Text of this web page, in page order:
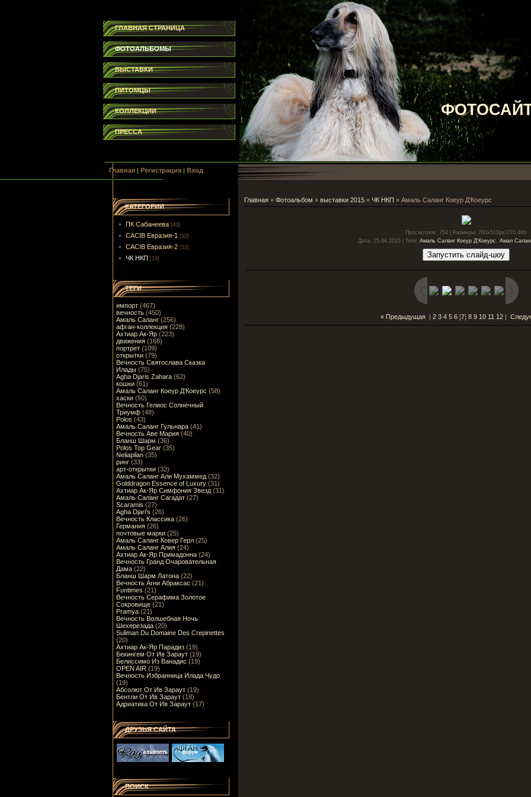
ФОТОСАЙТ
ГЛАВНАЯ СТРАНИЦА
ФОТОАЛЬБОМЫ
ВЫСТАВКИ
ПИТОМЦЫ
КОЛЛЕКЦИИ
ПРЕССА
Главная| Регистрация| Вход
КАТЕГОРИИ
ПК Сабанеева [40]
CACIB Евразия-1 [32]
CACIB Евразия-2 [52]
ЧК НКП [19]
ТЕГИ
импорт(467)
вечность(450)
Амаль Саланг(256)
афган-коллекция(228)
Ахтиар Ак-Яр(223)
движения(168)
портрет(109)
открытки(79)
Вечность Святослава Сказка
Илады(75)
Agha Djaris Zahara(62)
кошки(61)
Амаль Саланг Коеур Д'Коеурс (58)
хаски(50)
Вечность Гелиос Солнечный
Триумф(48)
Polos (43)
Амаль Саланг Гульнара(41)
Вечность Аве Мария(40)
Бланш Шарм (36)
Polos Top Gear(35)
Neliapilan(35)
ринг(33)
арт-открытки(32)
Амаль Саланг Али Мухаммед(32)
Golddragon Essence of Luxury(31)
Ахтиар Ак-Яр Симфония Звезд(31)
Амаль Саланг Сагадат(27)
Scaramis (27)
Agha Djari's (26)
Вечность Классика(26)
Германия(26)
почтовые марки(25)
Амаль Саланг Ковер Герл(25)
Амаль Саланг Алия(24)
Ахтиар Ак-Яр Примадонна(24)
Вечность Гранд Очаровательная
Дама(22)
Бланш Шарм Латона(22)
Вечность Агни Абраксас (21)
Funtimes (21)
Вечность Серафима Золотое
Сокровище(21)
Pramya(21)
Вечность Волшебная Ночь
Шехерезада(20)
Suliman Du Domaine Des Crepinettes
(20)
Ахтиар Ак-Яр Парадиз(19)
Бекингем От Ив Зараут(19)
Белиссимо Из Ванадис (19)
OPEN AIR (19)
Вечность Избранница Илада Чудо
(19)
Абсолют От Ив Зараут(19)
Бентли От Ив Зараут(18)
Адриатика От Ив Зараут(17)
ДРУЗЬЯ САЙТА
ПОИСК
Главная» Фотоальбом » выставки 2015» ЧК НКП » Амаль Саланг Коеур Д'Коеурс
Просмотров: 754 | Размеры: 700x513px/270.4Kb
Дата: 25.04.2015 | Теги: Амаль Саланг Коеур Д'Коеурс Амал
« Предыдущая | 2 3 4 5 6 [7] 8 9 10 11 12 |